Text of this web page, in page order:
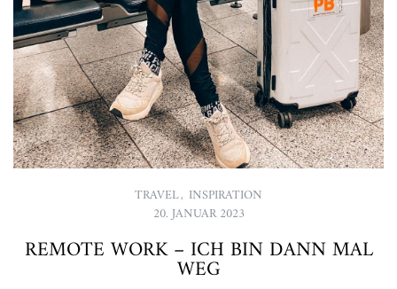
TRAVEL, INSPIRATION
20. JANUAR 2023
REMOTE WORK – ICH BIN DANN MAL
WEG